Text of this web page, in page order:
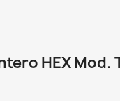
HEX Mod.